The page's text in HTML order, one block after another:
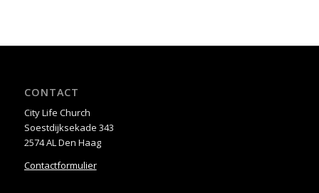
CONTACT
City Life Church
Soestdijksekade 343
2574 AL Den Haag
Contactformulier